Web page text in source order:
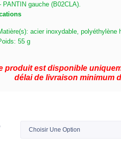
PANTIN gauche (B02CLA).
acier inoxydable, polyéthylène
55 g
produit est disponible
délai de livraison minimum